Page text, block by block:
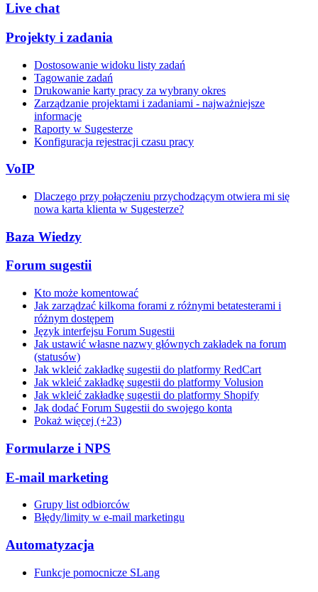
Live chat
Projekty i zadania
Dostosowanie widoku listy zadań
Tagowanie zadań
Drukowanie karty pracy za wybrany okres
Zarządzanie projektami i zadaniami - najważniejsze
informacje
Raporty w Sugesterze
Konfiguracja rejestracji czasu pracy
VoIP
Dlaczego przy połączeniu przychodzącym otwiera mi się
nowa karta klienta w Sugesterze?
Baza Wiedzy
Forum sugestii
Kto może komentować
Jak zarządzać kilkoma forami z różnymi betatesterami i
różnym dostępem
Język interfejsu Forum Sugestii
Jak ustawić własne nazwy głównych zakładek na forum
(statusów)
Jak wkleić zakładkę sugestii do platformy RedCart
Jak wkleić zakładkę sugestii do platformy Volusion
Jak wkleić zakładkę sugestii do platformy Shopify
Jak dodać Forum Sugestii do swojego konta
Pokaż więcej (+23)
Formularze i NPS
E-mail marketing
Grupy list odbiorców
Błędy/limity w e-mail marketingu
Automatyzacja
Funkcje pomocnicze SLang